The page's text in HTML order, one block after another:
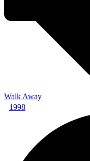
Walk Away
1998